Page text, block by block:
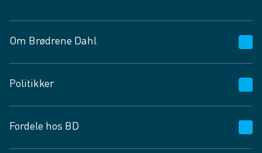
Om Brødrene Dahl
Vagttelefon 30 10 89 89
Spørgsmål og svar
Job og karriere
Fødevarekontrolrapport
Politikker
Privatlivspolitik
Fordele hos BD